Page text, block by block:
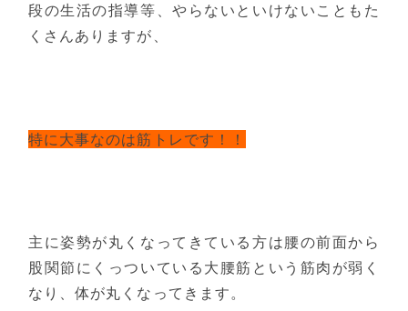
段の生活の指導等、やらないといけないこともた
くさんありますが、
特に大事なのは筋トレです！！
主に姿勢が丸くなってきている方は腰の前面から
股関節にくっついている大腰筋という筋肉が弱く
なり、体が丸くなってきます。